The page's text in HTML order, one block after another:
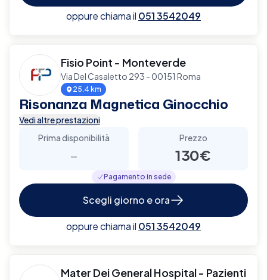
oppure chiama il 051 3542049
Fisio Point - Monteverde
Via Del Casaletto 293 - 00151 Roma
25.4 km
Risonanza Magnetica Ginocchio
Vedi altre prestazioni
Prima disponibilità
-
Prezzo
130€
Pagamento in sede
Scegli giorno e ora
oppure chiama il 051 3542049
Mater Dei General Hospital - Pazienti